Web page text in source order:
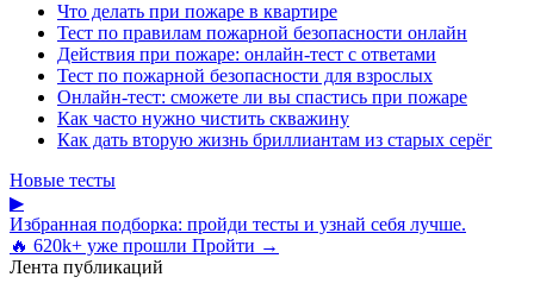
Что делать при пожаре в квартире
Тест по правилам пожарной безопасности онлайн
Действия при пожаре: онлайн-тест с ответами
Тест по пожарной безопасности для взрослых
Онлайн-тест: сможете ли вы спастись при пожаре
Как часто нужно чистить скважину
Как дать вторую жизнь бриллиантам из старых серёг
Новые тесты
▶
Избранная подборка: пройди тесты и узнай себя лучше.
🔥 620k+ уже прошли Пройти →
Лента публикаций